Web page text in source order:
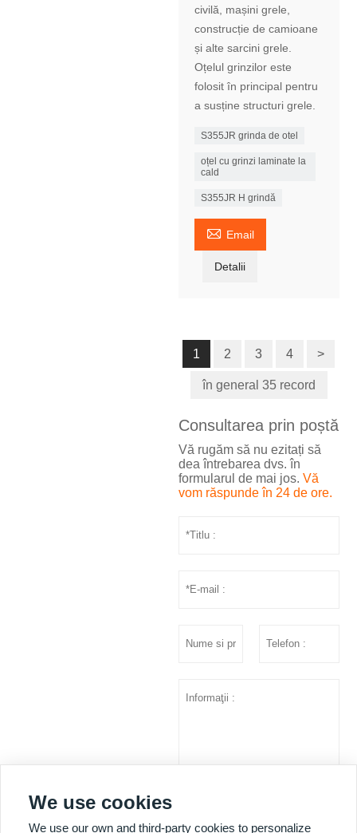
civilă, mașini grele,
construcție de camioane
și alte sarcini grele.
Oțelul grinzilor este
folosit în principal pentru
a susține structuri grele.
S355JR grinda de otel
oțel cu grinzi laminate la
cald
S355JR H grindă
 Email
Detalii
1 2 3 4 >
în general 35 record
Consultarea prin poștă
Vă rugăm să nu ezitați să
dea întrebarea dvs. în
formularul de mai jos. Vă
vom răspunde în 24 de ore.
We use cookies
We use our own and third-party cookies to personalize